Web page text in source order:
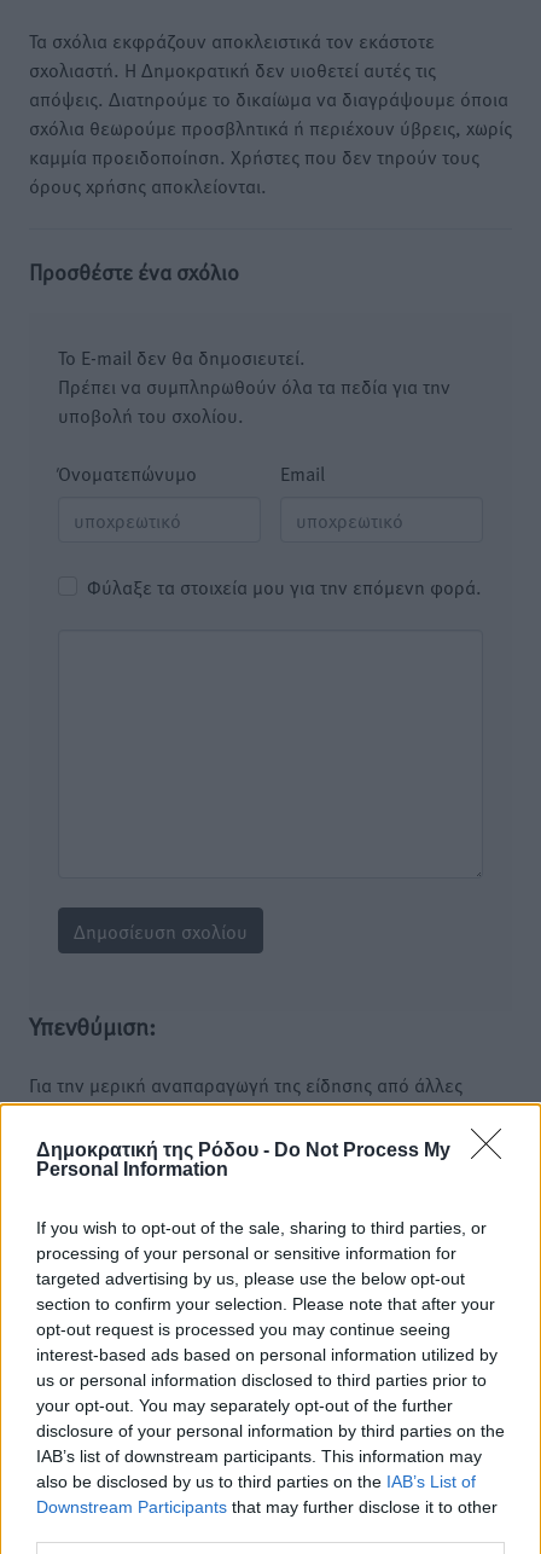
Δημοκρατική της Ρόδου - Do Not Process My
Personal Information
If you wish to opt-out of the sale, sharing to third parties, or
processing of your personal or sensitive information for
targeted advertising by us, please use the below opt-out
section to confirm your selection. Please note that after your
opt-out request is processed you may continue seeing
interest-based ads based on personal information utilized by
us or personal information disclosed to third parties prior to
your opt-out. You may separately opt-out of the further
disclosure of your personal information by third parties on the
IAB’s list of downstream participants. This information may
also be disclosed by us to third parties on the IAB’s List of
Downstream Participants that may further disclose it to other
Τα σχόλια εκφράζουν αποκλειστικά τον εκάστοτε
σχολιαστή. Η Δημοκρατική δεν υιοθετεί αυτές τις
απόψεις. Διατηρούμε το δικαίωμα να διαγράψουμε όποια
σχόλια θεωρούμε προσβλητικά ή περιέχουν ύβρεις, χωρίς
καμμία προειδοποίηση. Χρήστες που δεν τηρούν τους
όρους χρήσης αποκλείονται.
Προσθέστε ένα σχόλιο
Το E-mail δεν θα δημοσιευτεί.
Πρέπει να συμπληρωθούν όλα τα πεδία για την
υποβολή του σχολίου.
Όνοματεπώνυμο Email
Φύλαξε τα στοιχεία μου για την επόμενη φορά.
Υπενθύμιση:
Για την μερική αναπαραγωγή της είδησης από άλλες
ιστοσελίδες είναι απαραίτητη η χρήση του παρακάτω
παρεχόμενου συνδέσμου παραπομπής προς το άρθρο
της Δημοκρατικής.
o καιρός τώρα:
29°
αίθριος καιρός
79%
6km/h
Δ-ΝΔ
30°/30°
06:18